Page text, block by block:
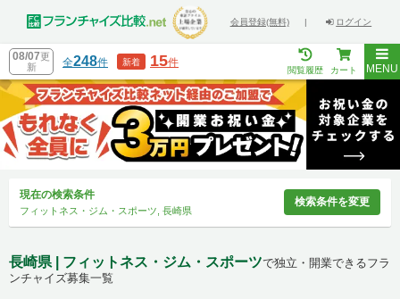
会員登録(無料) | ログイン
08/07更
新
全248件 新着 15件
閲覧履歴 カート MENU
現在の検索条件
フィットネス・ジム・スポーツ, 長崎県
検索条件を変更
長崎県 | フィットネス・ジム・スポーツで独立・開業できるフラ
ンチャイズ募集一覧